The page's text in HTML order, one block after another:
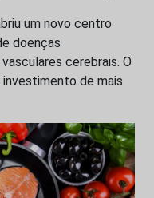
um novo centro
doenças
cerebrais. O
de mais